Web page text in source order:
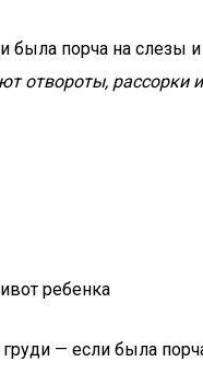
была порча на слезы и
отвороты, рассорки
ребенка
— если была